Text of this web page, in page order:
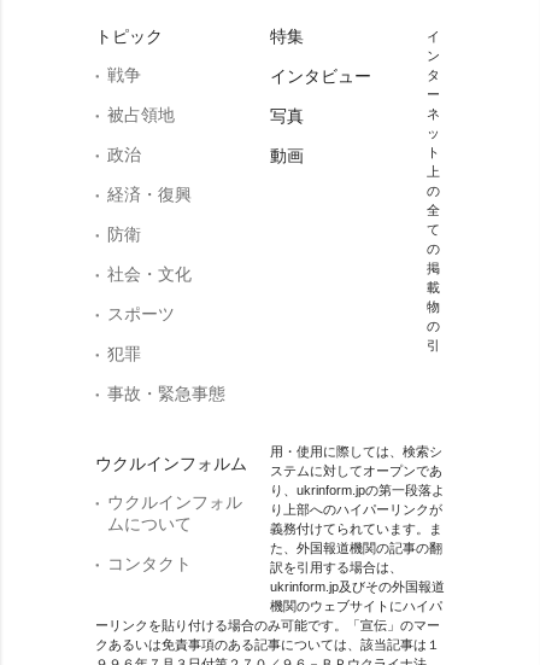
トピック
戦争
被占領地
政治
経済・復興
防衛
社会・文化
スポーツ
犯罪
事故・緊急事態
ウクルインフォルム
ウクルインフォル
ムについて
コンタクト
特集
インタビュー
写真
動画
イ
ン
タ
ー
ネ
ッ
ト
上
の
全
て
の
掲
載
物
の
引
用・使用に際しては、検索シ
ステムに対してオープンであ
り、ukrinform.jpの第一段落よ
り上部へのハイパーリンクが
義務付けてられています。ま
た、外国報道機関の記事の翻
訳を引用する場合は、
ukrinform.jp及びその外国報道
機関のウェブサイトにハイパ
ーリンクを貼り付ける場合のみ可能です。「宣伝」のマー
クあるいは免責事項のある記事については、該当記事は１